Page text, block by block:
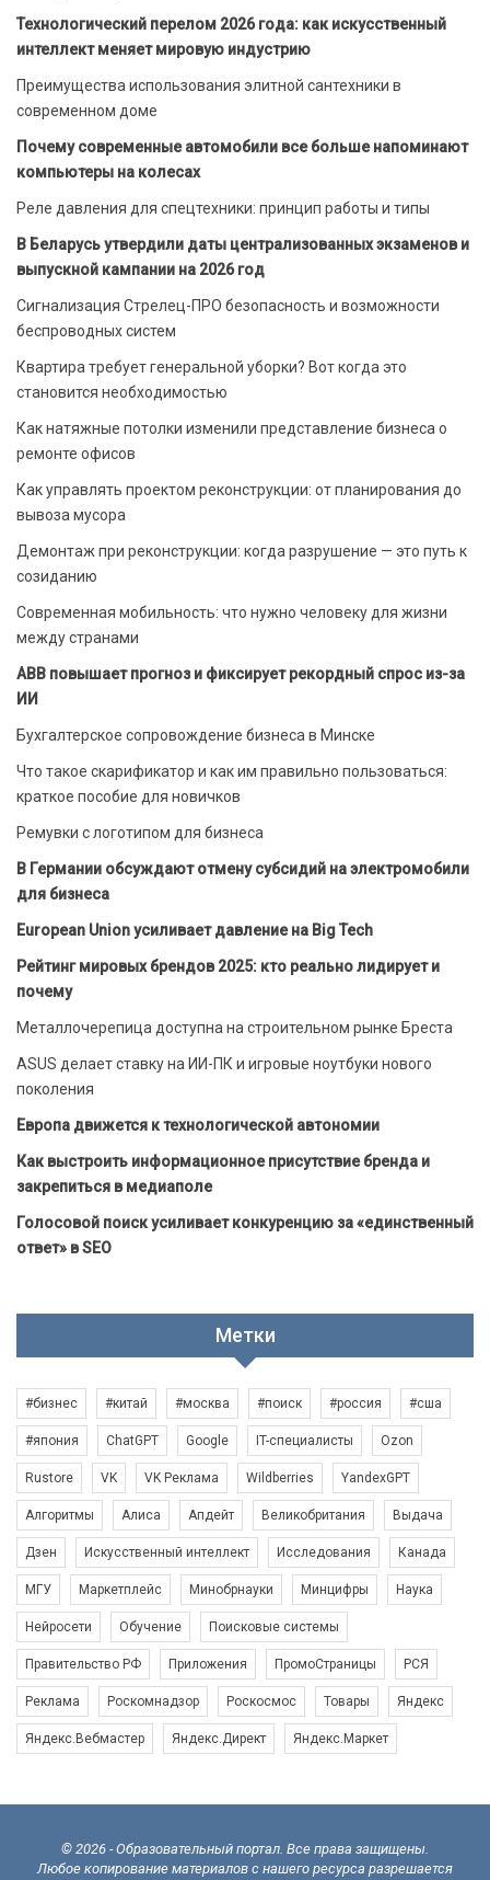
Технологический перелом 2026 года: как искусственный
интеллект меняет мировую индустрию
Преимущества использования элитной сантехники в
современном доме
Почему современные автомобили все больше напоминают
компьютеры на колесах
Реле давления для спецтехники: принцип работы и типы
В Беларусь утвердили даты централизованных экзаменов и
выпускной кампании на 2026 год
Сигнализация Стрелец-ПРО безопасность и возможности
беспроводных систем
Квартира требует генеральной уборки? Вот когда это
становится необходимостью
Как натяжные потолки изменили представление бизнеса о
ремонте офисов
Как управлять проектом реконструкции: от планирования до
вывоза мусора
Демонтаж при реконструкции: когда разрушение — это путь к
созиданию
Современная мобильность: что нужно человеку для жизни
между странами
ABB повышает прогноз и фиксирует рекордный спрос из-за
ИИ
Бухгалтерское сопровождение бизнеса в Минске
Что такое скарификатор и как им правильно пользоваться:
краткое пособие для новичков
Ремувки с логотипом для бизнеса
В Германии обсуждают отмену субсидий на электромобили
для бизнеса
European Union усиливает давление на Big Tech
Рейтинг мировых брендов 2025: кто реально лидирует и
почему
Металлочерепица доступна на строительном рынке Бреста
ASUS делает ставку на ИИ-ПК и игровые ноутбуки нового
поколения
Европа движется к технологической автономии
Как выстроить информационное присутствие бренда и
закрепиться в медиаполе
Голосовой поиск усиливает конкуренцию за «единственный
ответ» в SEO
Метки
#бизнес #китай #москва #поиск #россия #сша
#япония ChatGPT Google IT-специалисты Ozon
Rustore VK VK Реклама Wildberries YandexGPT
Алгоритмы Алиса Апдейт Великобритания Выдача
Дзен Искусственный интеллект Исследования Канада
МГУ Маркетплейс Минобрнауки Минцифры Наука
Нейросети Обучение Поисковые системы
Правительство РФ Приложения ПромоСтраницы РСЯ
Реклама Роскомнадзор Роскосмос Товары Яндекс
Яндекс.Вебмастер Яндекс.Директ Яндекс.Маркет
© 2026 - Образовательный портал. Все права защищены.
Любое копирование материалов с нашего ресурса разрешается